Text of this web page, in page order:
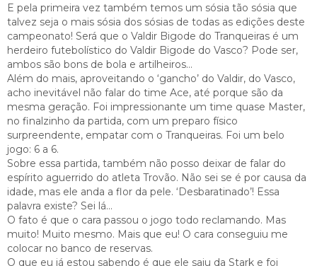
E pela primeira vez também temos um sósia tão sósia que
talvez seja o mais sósia dos sósias de todas as edições deste
campeonato! Será que o Valdir Bigode do Tranqueiras é um
herdeiro futebolístico do Valdir Bigode do Vasco? Pode ser,
ambos são bons de bola e artilheiros…
Além do mais, aproveitando o ‘gancho’ do Valdir, do Vasco,
acho inevitável não falar do time Ace, até porque são da
mesma geração. Foi impressionante um time quase Master,
no finalzinho da partida, com um preparo físico
surpreendente, empatar com o Tranqueiras. Foi um belo
jogo: 6 a 6.
Sobre essa partida, também não posso deixar de falar do
espírito aguerrido do atleta Trovão. Não sei se é por causa da
idade, mas ele anda a flor da pele. ‘Desbaratinado’! Essa
palavra existe? Sei lá…
O fato é que o cara passou o jogo todo reclamando. Mas
muito! Muito mesmo. Mais que eu! O cara conseguiu me
colocar no banco de reservas.
O que eu já estou sabendo é que ele saiu da Stark e foi